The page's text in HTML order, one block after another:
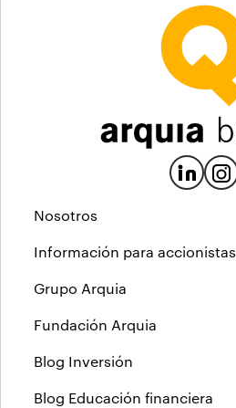
Nosotros
Información para accionistas
Grupo Arquia
Fundación Arquia
Blog Inversión
Blog Educación financiera